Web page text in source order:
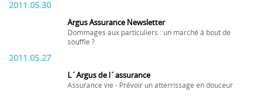
2011.05.30
Argus Assurance Newsletter
Dommages aux particuliers : un marché à bout de
souffle ?
2011.05.27
L´Argus de l´assurance
Assurance vie - Prévoir un atterrissage en douceur